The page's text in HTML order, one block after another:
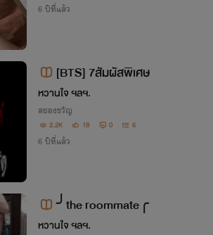
6 ปีที่แล้ว
[BTS] 7สัมผัสพิเศษ
หวานใจ ฯลฯ.
สยองขวัญ
2.2K 18 0 6
6 ปีที่แล้ว
╯the roommate╭
หวานใจ ฯลฯ.